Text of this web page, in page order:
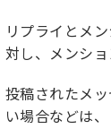
リプライとメ
対し、メンシ
投稿されたメ
い場合などは